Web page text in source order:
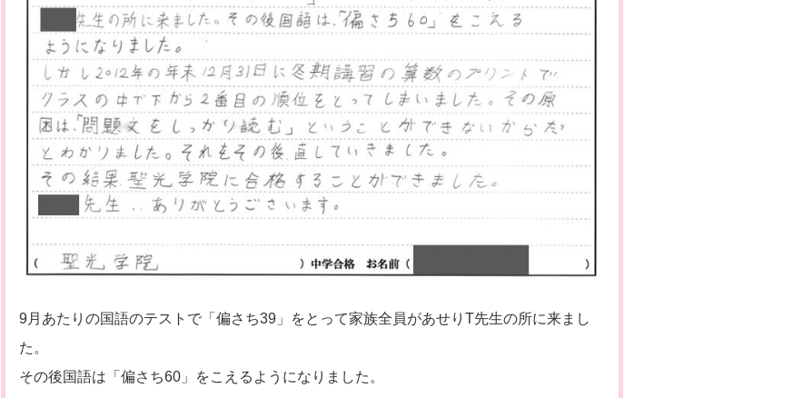
9月あたりの国語のテストで「偏さち39」をとって家族全員があせりT先生の所に来まし
た。
その後国語は「偏さち60」をこえるようになりました。